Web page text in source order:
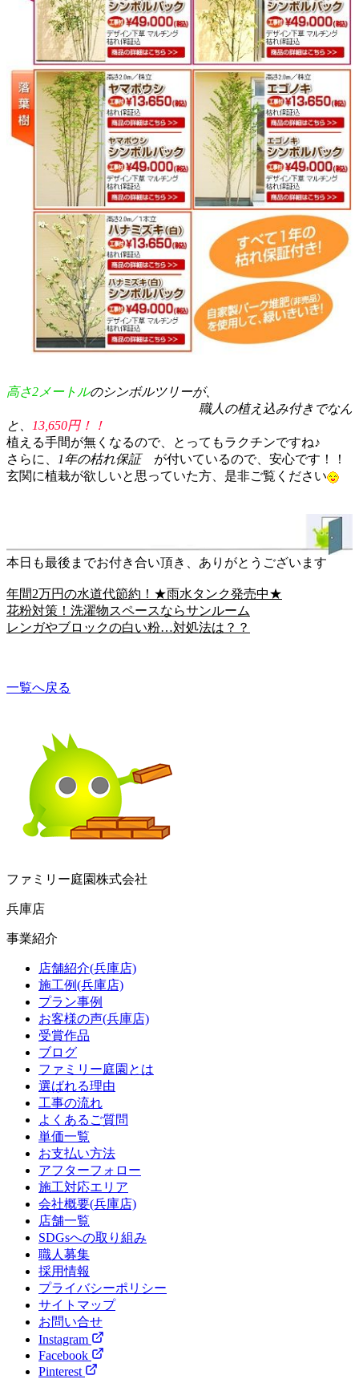
高さ2メートルのシンボルツリーが、
職人の植え込み付きでなん
と、
13,650円！！
植える手間が無くなるので、とってもラクチンですね♪
さらに、
1年の枯れ保証が付いているので、安心です！！
玄関に植栽が欲しいと思っていた方、是非ご覧ください
本日も最後までお付き合い頂き、ありがとうございます
年間2万円の水道代節約！★雨水タンク発売中★
花粉対策！洗濯物スペースならサンルーム
レンガやブロックの白い粉…対処法は？？
一覧へ戻る
ファミリー庭園株式会社
兵庫店
事業紹介
店舗紹介(兵庫店)
施工例(兵庫店)
プラン事例
お客様の声(兵庫店)
受賞作品
ブログ
ファミリー庭園とは
選ばれる理由
工事の流れ
よくあるご質問
単価一覧
お支払い方法
アフターフォロー
施工対応エリア
会社概要(兵庫店)
店舗一覧
SDGsへの取り組み
職人募集
採用情報
プライバシーポリシー
サイトマップ
お問い合せ
Instagram
Facebook
Pinterest